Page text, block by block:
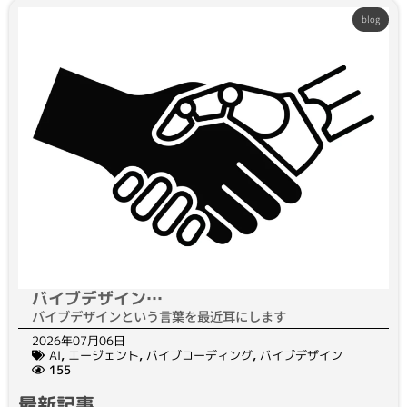
blog
バイブデザイン…
バイブデザインという言葉を最近耳にします
2026年07月06日
AI, エージェント, バイブコーディング, バイブデザイン
155